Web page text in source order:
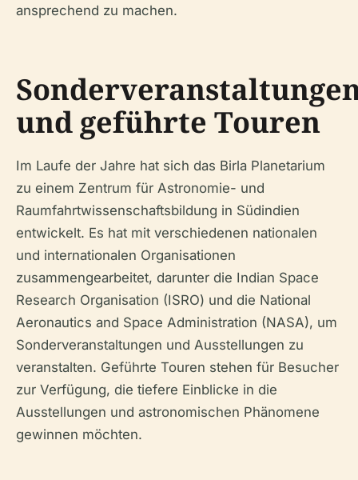
ansprechend zu machen.
und geführte Touren
Im Laufe der Jahre hat sich das Birla Planetarium
zu einem Zentrum für Astronomie- und
Raumfahrtwissenschaftsbildung in Südindien
entwickelt. Es hat mit verschiedenen nationalen
und internationalen Organisationen
zusammengearbeitet, darunter die Indian Space
Research Organisation (ISRO) und die National
Aeronautics and Space Administration (NASA), um
Sonderveranstaltungen und Ausstellungen zu
veranstalten. Geführte Touren stehen für Besucher
zur Verfügung, die tiefere Einblicke in die
Ausstellungen und astronomischen Phänomene
gewinnen möchten.